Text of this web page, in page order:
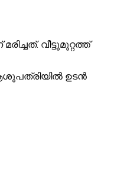
വീട്ടുമുറ്റത്ത്
ഉടൻ